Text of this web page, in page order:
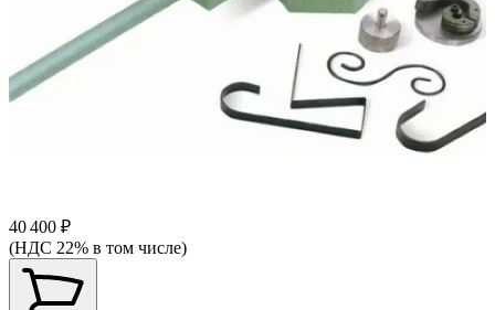
40 400 ₽
(НДС 22% в том числе)